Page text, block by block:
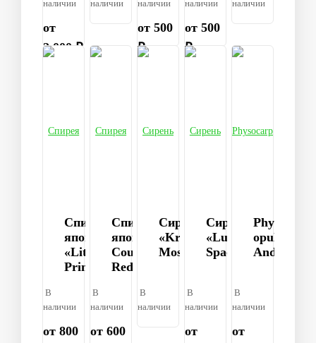
наличии
от
2 000 ₽
наличии
наличии
от 500
₽
наличии
от 500
₽
наличии
Спирея
японская
«Little
Princess»
В
наличии
от 800
Спирея
японская
Country
Red
В
наличии
от 600
Сирень
«Krasavitsa
Moskvy»
В
наличии
Сирень
«Ludwig
Spaeth»
В
наличии
от
opulifolius
Andre
В
наличии
от